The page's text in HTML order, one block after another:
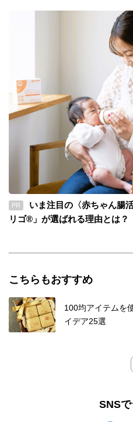
PR
いま注目の〈赤ちゃん腸
リゴ®」が選ばれる理由とは？
こちらもおすすめ
100均アイテムを
イデア25選
SNS